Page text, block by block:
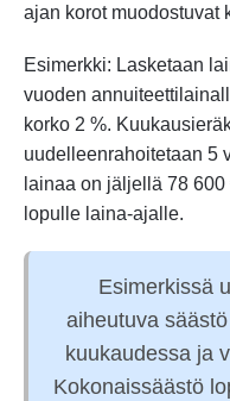
ajan korot muodostuvat
Esimerkki: Lasketaan
vuoden
korko 2 %.
uudelleenrahoitetaan 5
lainaa on jäljellä 78
lopulle laina-ajalle.
Esimerkissä
aiheutuva
kuukaudessa ja
Kokonaissäästö